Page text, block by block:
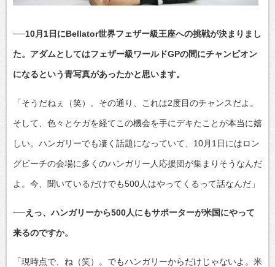
──10月1日にBellator世界フェザー級王座への挑戦が決まりまし
た。アダムとしてはフェザー級ワールドGPの間にチャンピオン
になるという青写真があったかと思います。
「そうだねぇ（笑）。その通り、これは2度目のチャンスだよ。
そして、色々とケガを経てこの機会を手にデキたことが本当に嬉
しい。ハンガリーでも凄く話題になっていて、10月1日にはロン
グビーチの会場に多くのハンガリー人応援団が集まりそうなんだ
よ。今、聞いているだけでも500人はやってくるって話なんだ」
──えっ、ハンガリーから500人にもサポーターが米国にやって
来るのですか。
「現時点で、ね（笑）。でもハンガリーからだけじゃないよ。米